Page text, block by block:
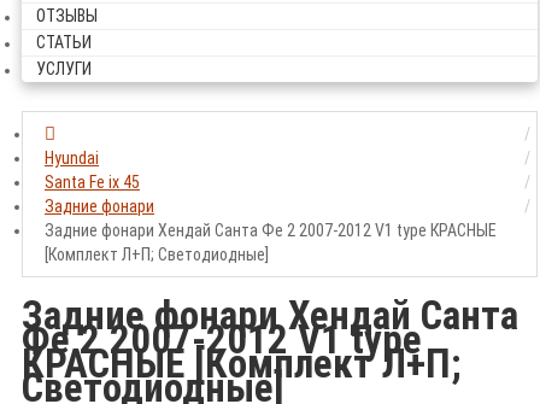
ОТЗЫВЫ
СТАТЬИ
УСЛУГИ
Hyundai
Santa Fe ix 45
Задние фонари
Задние фонари Хендай Санта Фе 2 2007-2012 V1 type КРАСНЫЕ
[Комплект Л+П; Светодиодные]
Задние фонари Хендай Санта
Фе 2 2007-2012 V1 type
КРАСНЫЕ [Комплект Л+П;
Светодиодные]